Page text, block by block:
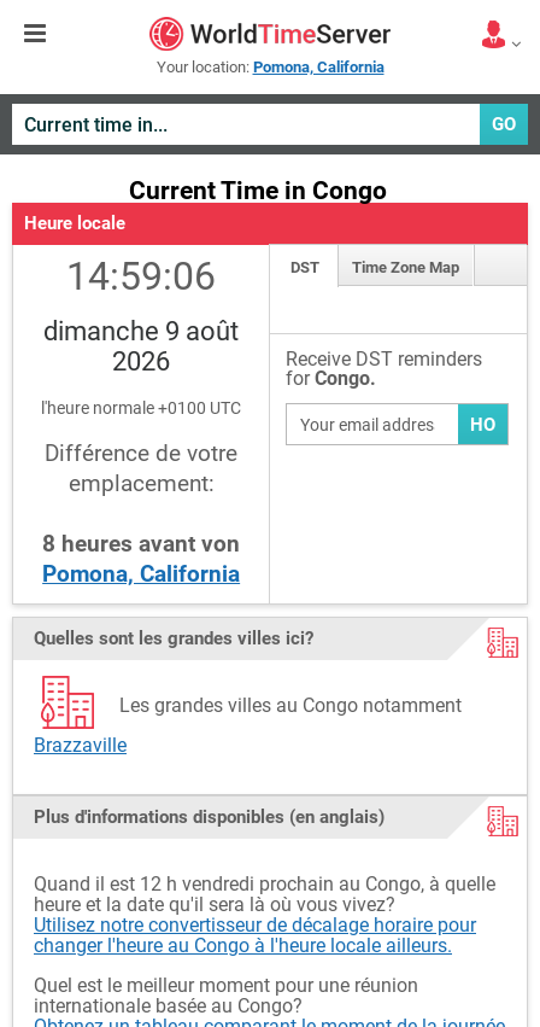
Your location: Pomona, California
GO
Current Time in Congo
Heure locale
14:59:06
dimanche 9 août
2026
l'heure normale +0100 UTC
Différence de votre
emplacement:
8 heures avant von
Pomona, California
DST Time Zone Map
Receive DST reminders
forCongo.
HO
Quelles sont les grandes villes ici?
Les grandes villes au Congo notamment
Brazzaville
Plus d'informations disponibles (en anglais)
Quand il est 12 h vendredi prochain au Congo, à quelle
heure et la date qu'il sera là où vous vivez?
Utilisez notre convertisseur de décalage horaire pour
changer l'heure au Congo à l'heure locale ailleurs.
Quel est le meilleur moment pour une réunion
internationale basée au Congo?